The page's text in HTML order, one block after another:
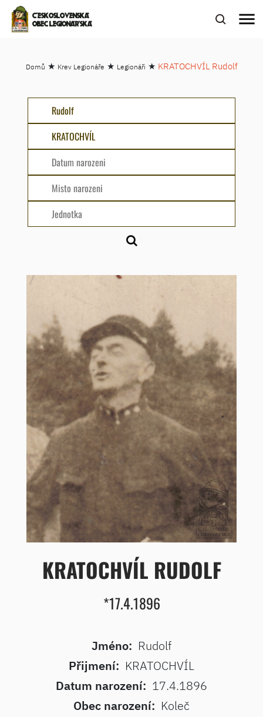
ČESKOSLOVENSKÁ
OBEC LEGIONÁŘSKÁ
menu
Domů ★ Krev Legionáře ★ Legionáři ★ KRATOCHVÍL Rudolf
KRATOCHVÍL RUDOLF
*17.4.1896
Jméno: Rudolf
Přijmení: KRATOCHVÍL
Datum narození: 17.4.1896
Obec narození: Koleč